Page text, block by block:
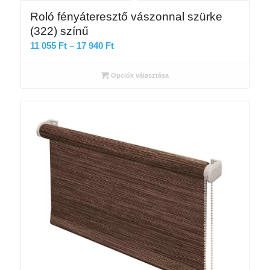
Roló fényáteresztő vászonnal szürke
(322) színű
11 055 Ft – 17 940 FtÁrtartomány:
055 Ft
Opciók választása